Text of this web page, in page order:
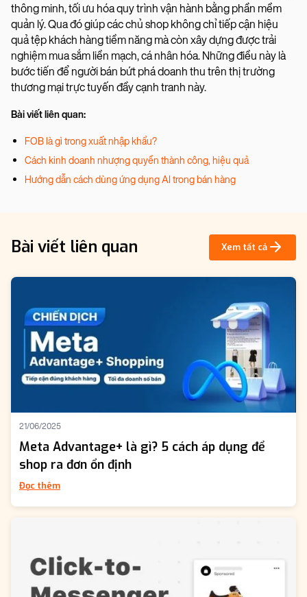
thông minh, tối ưu hóa quy trình vận hành bằng phần mềm
quản lý. Qua đó giúp các chủ shop không chỉ tiếp cận hiệu
quả tệp khách hàng tiềm năng mà còn xây dựng được trải
nghiệm mua sắm liền mạch, cá nhân hóa. Những điều này là
bước tiến để người bán bứt phá doanh thu trên thị trường
thương mại trực tuyến đầy cạnh tranh này.
Bài viết liên quan:
FOB là gì trong xuất nhập khẩu?
Cách kinh doanh nhượng quyền thành công, hiệu quả
Hướng dẫn cách dùng ứng dụng AI trong bán hàng
Bài viết liên quan Xem tất cả
21/06/2025
Meta Advantage+ là gì? 5 cách áp dụng để
shop ra đơn ổn định
Đọc thêm